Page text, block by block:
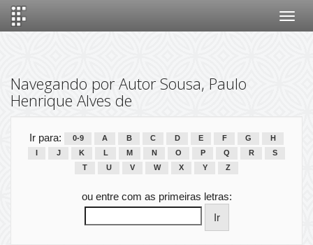
Navegando por Autor Sousa, Paulo
Henrique Alves de
Ir para: 0-9 A B C D E F G
H
J K L M N O P Q R
S
T
U V W X Y Z
ou entre com as primeiras letras: